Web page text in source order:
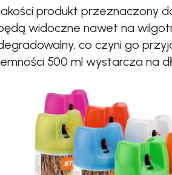
produkt przeznaczony
widoczne nawet na
co czyni go
500 ml wystarcza na